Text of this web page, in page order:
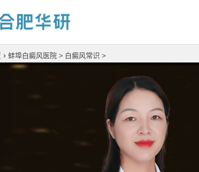
蚌埠白癜风医院 > 白癜风常识 >